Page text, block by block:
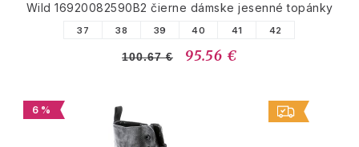
Wild 16920082590B2 čierne dámske jesenné topánky
37 38 39 40 41 42
100.67 € 95.56 €
6 %